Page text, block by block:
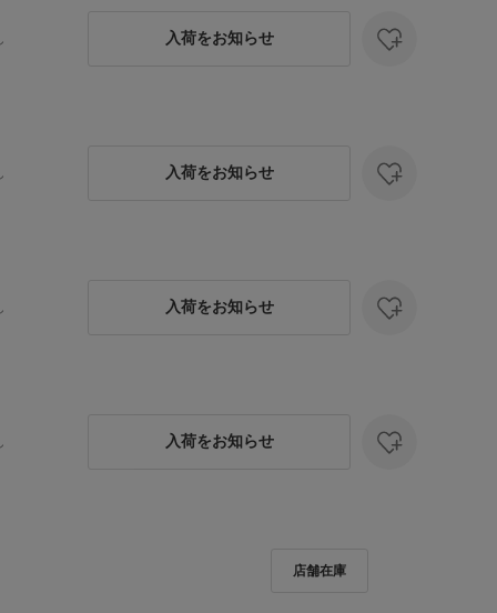
入荷をお知らせ
入荷をお知らせ
入荷をお知らせ
入荷をお知らせ